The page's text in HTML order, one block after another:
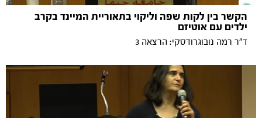
הקשר בין לקות שפה וליקוי בתאוריית המיינד בקרב
ילדים עם אוטיזם
ד"ר רמה נובוגרודסקי: הרצאה 3